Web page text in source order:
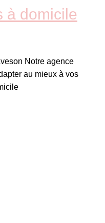
à domicile
Notre agence
au mieux à vos